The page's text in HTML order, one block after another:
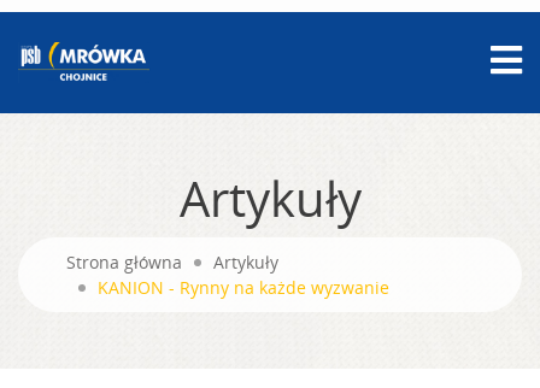
Artykuły
Strona główna
Artykuły
KANION - Rynny na każde wyzwanie